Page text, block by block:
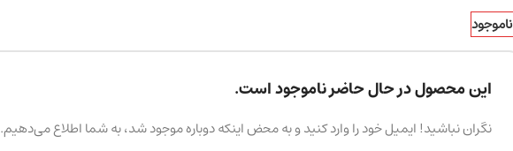
ناموجود
این محصول در حال حاضر ناموجود است.
نگران نباشید! ایمیل خود را وارد کنید و به محض اینکه دوباره موجود شد، به شما اطلاع می‌دهیم.